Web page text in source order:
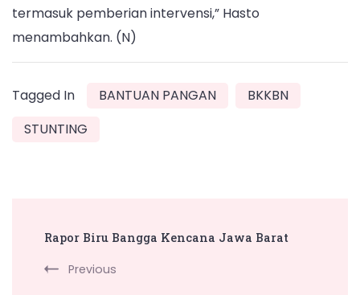
termasuk pemberian intervensi,” Hasto
menambahkan. (N)
Tagged In BANTUAN PANGAN
BKKBN
STUNTING
Navigation
Rapor Biru Bangga Kencana Jawa Barat
Previous